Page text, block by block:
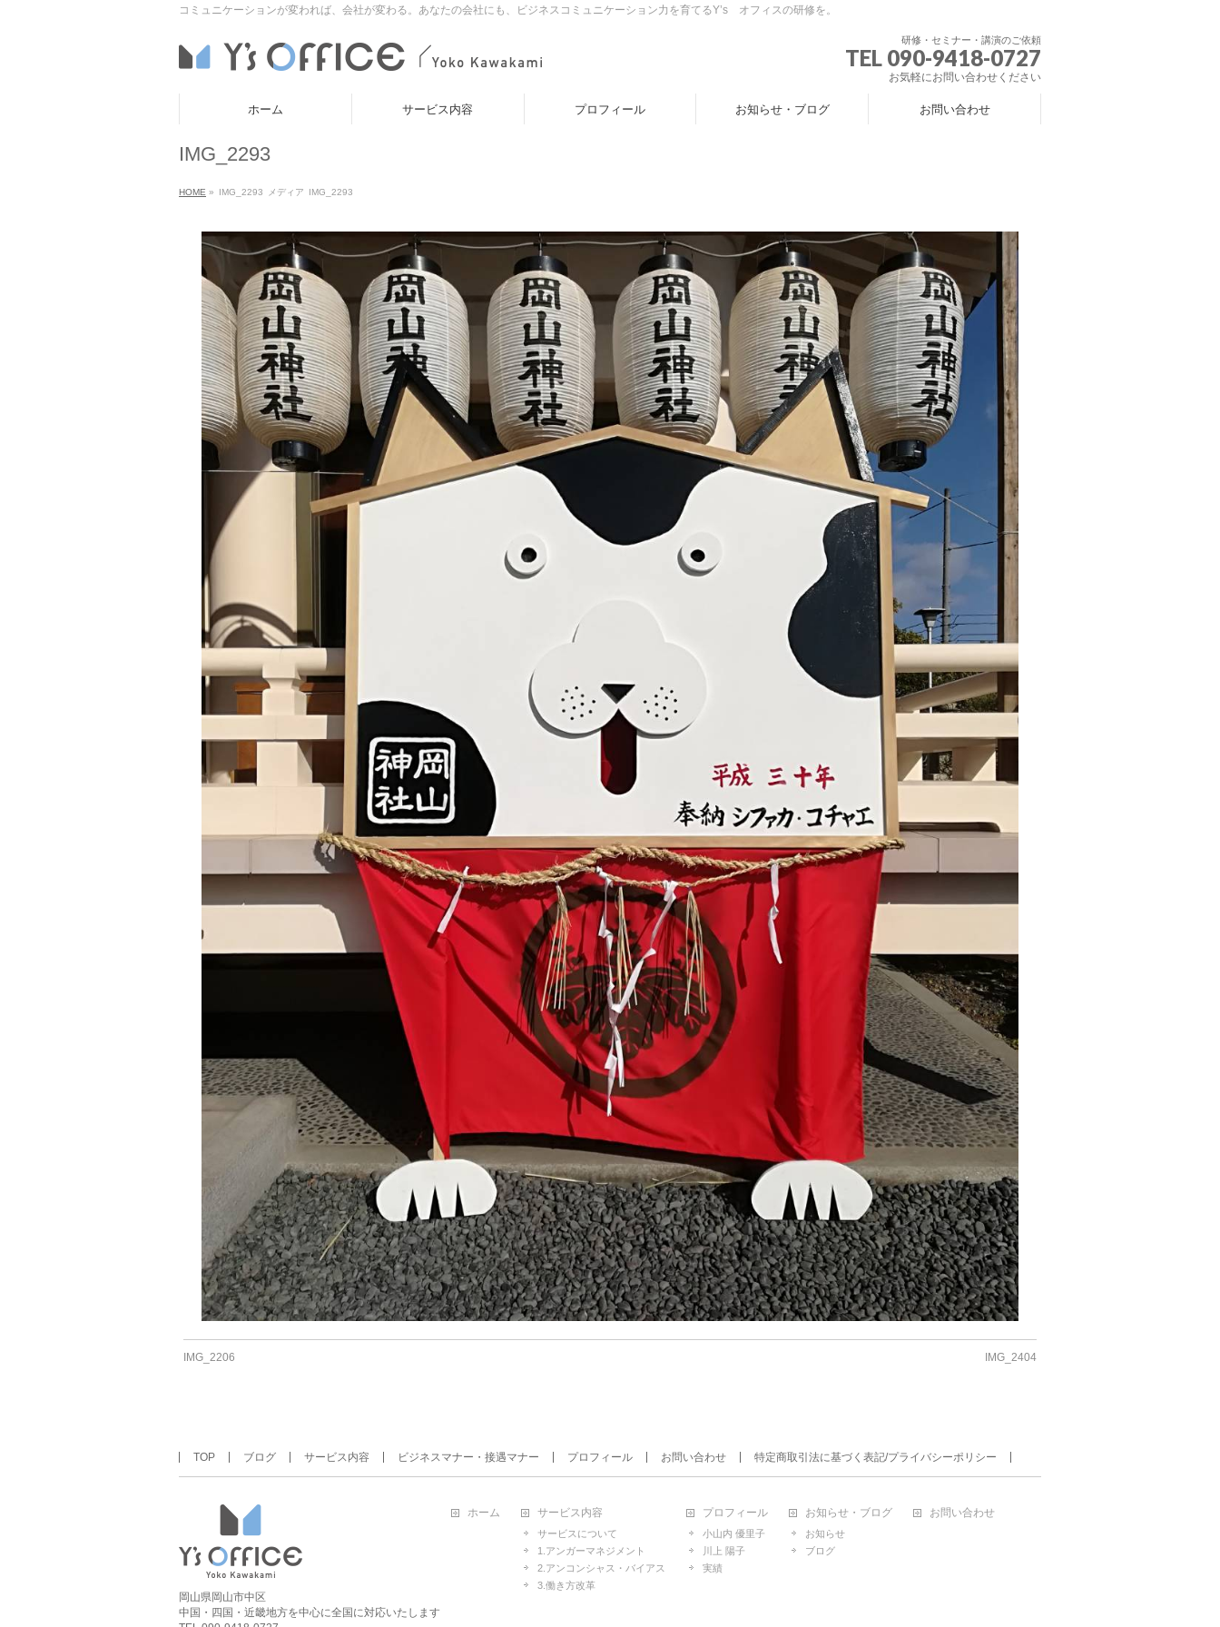
コミュニケーションが変われば、会社が変わる。あなたの会社にも、ビジネスコミュニケーション力を育てるY’s オフィスの研修を。
研修・セミナー・講演のご依頼
TEL 090-9418-0727
お気軽にお問い合わせください
ホーム サービス内容 プロフィール お知らせ・ブログ お問い合わせ
IMG_2293
HOME » IMG_2293 メディア IMG_2293
IMG_2206 IMG_2404
TOP ブログ サービス内容 ビジネスマナー・接遇マナー プロフィール お問い合わせ 特定商取引法に基づく表記/プライバシーポリシー
岡山県岡山市中区
中国・四国・近畿地方を中心に全国に対応いたします
ホーム サービス内容
サービスについて
1.アンガーマネジメント
2.アンコンシャス・バイアス
3.働き方改革
プロフィール
小山内 優里子
川上 陽子
実績
お知らせ・ブログ
お知らせ
ブログ
お問い合わせ